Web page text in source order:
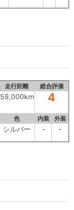
走行距離 総合評価
59,000km 4
色 内装 外装
シルバー - -